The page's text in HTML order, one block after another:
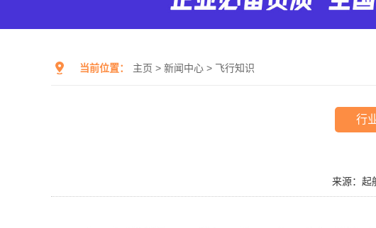
当前位置： 主页 > 新闻中心 > 飞行知识
行
来源：起